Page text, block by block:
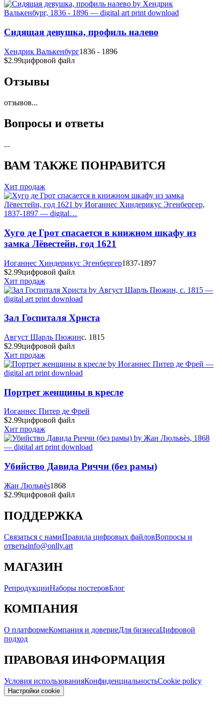
Сидящая девушка, профиль налево
Хендрик Валькенбург1836 - 1896
$2.99цифровой файл
Отзывы
отзывов...
Вопросы и ответы
...
ВАМ ТАКЖЕ ПОНРАВИТСЯ
Хит продаж
Хуго де Грот спасается в книжном шкафу из
замка Лёвестейн, год 1621
Иоганнес Хиндерикус Эгенбергер1837-1897
$2.99цифровой файл
Хит продаж
Зал Госпиталя Христа
Август Шарль Пюжинc. 1815
$2.99цифровой файл
Хит продаж
Портрет женщины в кресле
Иоганнес Питер де Фрей
$2.99цифровой файл
Хит продаж
Убийство Давида Риччи (без рамы)
Жан Люльвès1868
$2.99цифровой файл
ПОДДЕРЖКА
Связаться с намиПравила цифровых файловВопросы и
ответыinfo@onlly.art
МАГАЗИН
РепродукцииНаборы постеровБлог
КОМПАНИЯ
О платформеКомпания и довериеДля бизнесаЦифровой
подход
ПРАВОВАЯ ИНФОРМАЦИЯ
Условия использованияКонфиденциальностьCookie policy
Настройки cookie